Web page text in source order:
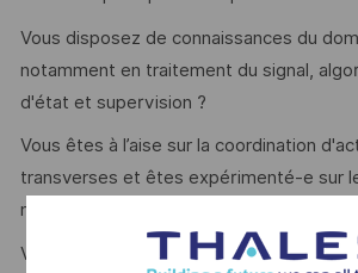
Vous disposez de connaissances du
notamment en traitement du signal,
d'état et supervision ?
Vous êtes à l’aise sur la coordination
transverses et êtes expérimenté-e sur
méthodes Agile et Scrum ?
Vous maîtrisez le pilotage et le